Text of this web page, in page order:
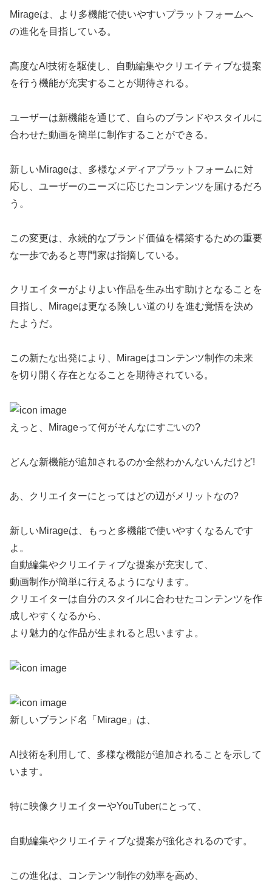
Mirageは、より多機能で使いやすいプラットフォームへ
の進化を目指している。
高度なAI技術を駆使し、自動編集やクリエイティブな提案
を行う機能が充実することが期待される。
ユーザーは新機能を通じて、自らのブランドやスタイルに
合わせた動画を簡単に制作することができる。
新しいMirageは、多様なメディアプラットフォームに対
応し、ユーザーのニーズに応じたコンテンツを届けるだろ
う。
この変更は、永続的なブランド価値を構築するための重要
な一歩であると専門家は指摘している。
クリエイターがよりよい作品を生み出す助けとなることを
目指し、Mirageは更なる険しい道のりを進む覚悟を決め
たようだ。
この新たな出発により、Mirageはコンテンツ制作の未来
を切り開く存在となることを期待されている。
えっと、Mirageって何がそんなにすごいの?
どんな新機能が追加されるのか全然わかんないんだけど!
あ、クリエイターにとってはどの辺がメリットなの?
新しいMirageは、もっと多機能で使いやすくなるんです
よ。
自動編集やクリエイティブな提案が充実して、
動画制作が簡単に行えるようになります。
クリエイターは自分のスタイルに合わせたコンテンツを作
成しやすくなるから、
より魅力的な作品が生まれると思いますよ。
新しいブランド名「Mirage」は、
AI技術を利用して、多様な機能が追加されることを示して
います。
特に映像クリエイターやYouTuberにとって、
自動編集やクリエイティブな提案が強化されるのです。
この進化は、コンテンツ制作の効率を高め、